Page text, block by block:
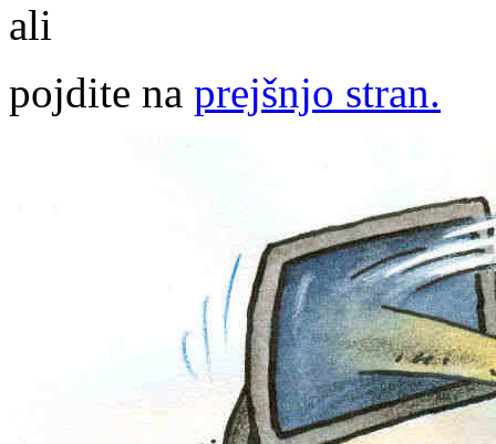
ali
pojdite na prejšnjo stran.